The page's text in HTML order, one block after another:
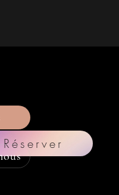
Réserver